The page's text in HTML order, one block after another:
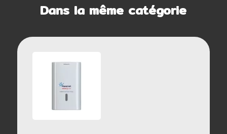
Dans la même catégorie